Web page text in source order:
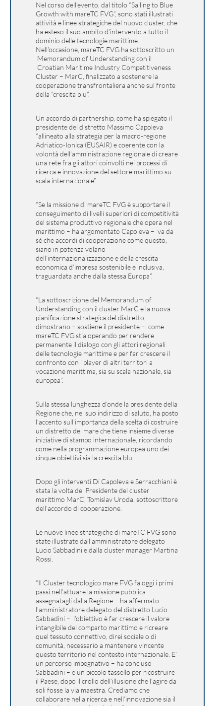
Nel corso dell’evento, dal titolo “Sailing to Blue
Growth with mareTC FVG”, sono stati illustrati
attività e linee strategiche del nuovo cluster, che
ha esteso il suo ambito d’intervento a tutto il
dominio delle tecnologie marittime.
Nell’occasione, mareTC FVG ha sottoscritto un
Memorandum of Understanding con il
Croatian Maritime Industry Competitiveness
Cluster – MarC, finalizzato a sostenere la
cooperazione transfrontaliera anche sul fronte
della “crescita blu”.
Un accordo di partnership, come ha spiegato il
presidente del distretto Massimo Capoleva
“allineato alla strategia per la macro-regione
Adriatico-Ionica (EUSAIR) e coerente con la
volontà dell’amministrazione regionale di creare
una rete fra gli attori coinvolti nei processi di
ricerca e innovazione del settore marittimo su
scala internazionale”.
“Se la missione di mareTC FVG è supportare il
conseguimento di livelli superiori di competitività
del sistema produttivo regionale che opera nel
marittimo – ha argomentato Capoleva – va da
sé che accordi di cooperazione come questo,
siano in potenza volano
dell’internazionalizzazione e della crescita
economica d’impresa sostenibile e inclusiva,
traguardata anche dalla stessa Europa”.
“La sottoscrizione del Memorandum of
Understanding con il cluster MarC e la nuova
pianificazione strategica del distretto,
dimostrano – sostiene il presidente – come
mareTC FVG stia operando per rendere
permanente il dialogo con gli attori regionali
delle tecnologie marittime e per far crescere il
confronto con i player di altri territori a
vocazione marittima, sia su scala nazionale, sia
europea”.
Sulla stessa lunghezza d’onde la presidente della
Regione che, nel suo indirizzo di saluto, ha posto
l’accento sull’importanza della scelta di costruire
un distretto del mare che tiene insieme diverse
iniziative di stampo internazionale, ricordando
come nella programmazione europea uno dei
cinque obiettivi sia la crescita blu.
Dopo gli interventi Di Capoleva e Serracchiani è
stata la volta del Presidente del cluster
marittimo MarC, Tomislav Uroda, sottoscrittore
dell’accordo di cooperazione.
Le nuove linee strategiche di mareTC FVG sono
state illustrate dall’amministratore delegato
Lucio Sabbadini e dalla cluster manager Martina
Rossi.
“Il Cluster tecnologico mare FVG fa oggi i primi
passi nell’attuare la missione pubblica
assegnatagli dalla Regione – ha affermato
l’amministratore delegato del distretto Lucio
Sabbadini – l’obiettivo è far crescere il valore
intangibile del comparto marittimo e ricreare
quel tessuto connettivo, direi sociale o di
comunità, necessario a mantenere vincente
questo territorio nel contesto internazionale. E’
un percorso impegnativo – ha concluso
Sabbadini – e un piccolo tassello per ricostruire
il Paese, dopo il crollo dell’illusione che l’agire da
soli fosse la via maestra. Crediamo che
collaborare nella ricerca e nell’innovazione sia il